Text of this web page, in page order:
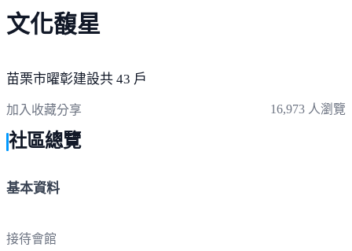
文化馥星
苗栗市曜彰建設共 43 戶
加入收藏分享 16,973 人瀏覽
社區總覽
基本資料
接待會館